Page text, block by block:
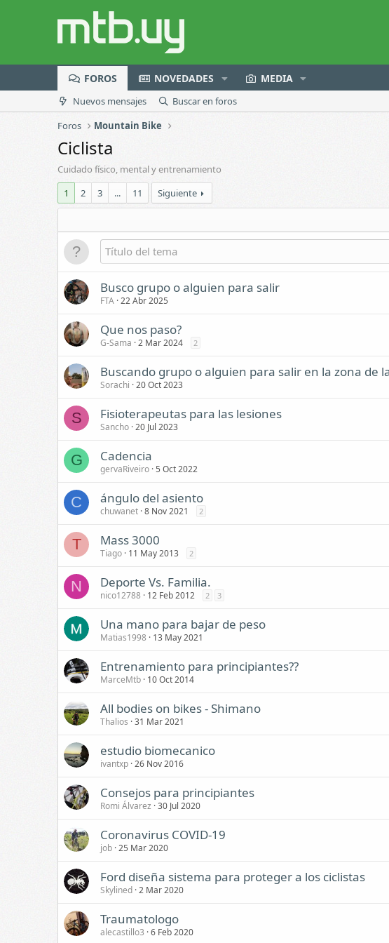
FOROS NOVEDADES MEDIA
Nuevos mensajes
Buscar en foros
Foros
Mountain Bike
Ciclista
Cuidado físico, mental y entrenamiento
1
2 3 ... 11 Siguiente
Busco grupo o alguien para salir
FTA 22 Abr 2025
Que nos paso?
G-Sama 2 Mar 2024 2
Buscando grupo o alguien para salir en la zona de
Sorachi 20 Oct 2023
S Fisioterapeutas para las lesiones
Sancho 20 Jul 2023
G Cadencia
gervaRiveiro 5 Oct 2022
C ángulo del asiento
chuwanet 8 Nov 2021 2
T Mass 3000
Tiago 11 May 2013 2
N Deporte Vs. Familia.
nico12788 12 Feb 2012 2 3
Una mano para bajar de peso
Matias1998 13 May 2021
Entrenamiento para principiantes??
MarceMtb 10 Oct 2014
All bodies on bikes - Shimano
Thalios 31 Mar 2021
estudio biomecanico
ivantxp 26 Nov 2016
Consejos para principiantes
Romi Álvarez 30 Jul 2020
Coronavirus COVID-19
job 25 Mar 2020
Ford diseña sistema para proteger a los ciclistas
Skylined 2 Mar 2020
Traumatologo
alecastillo3 6 Feb 2020